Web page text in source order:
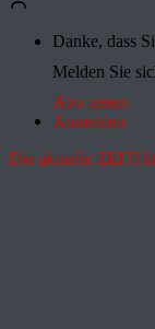
Danke, dass
Melden Sie
Abo testen
Anmelden
Die aktuelle ZEIT